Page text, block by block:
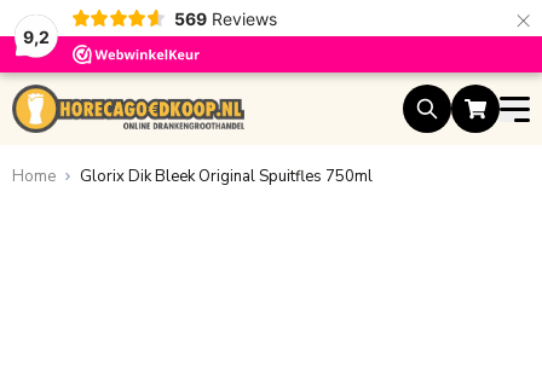
9,2
569 Reviews ×
Ga naar de inhoud
Home Glorix Dik Bleek Original Spuitfles 750ml